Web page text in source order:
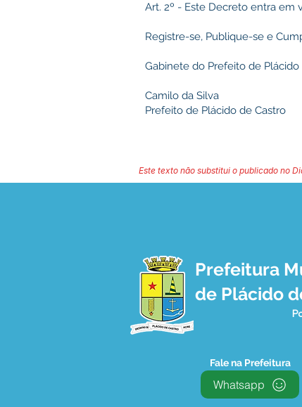
Art. 2º - Este Decreto entra em
Registre-se, Publique-se e
Gabinete do Prefeito de Plácido
Camilo da Silva
Prefeito de Plácido de Castro
Este texto não substitui o publicado no
Prefeitura
de Plácido
Fale na Prefeitura
Whatsapp